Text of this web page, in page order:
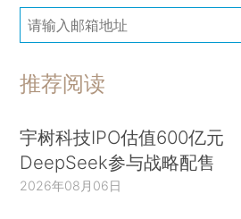
推荐阅读
宇树科技IPO估值600亿元
DeepSeek参与战略配售
2026年08月06日